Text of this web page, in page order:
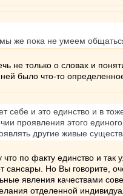
же пока не умеем
не только о словах и
было что-то
себе и это единство и в
проявления этого
другие живые
по факту единство и так
сансары. Но Вы говорите,
явления качествами
отделенной